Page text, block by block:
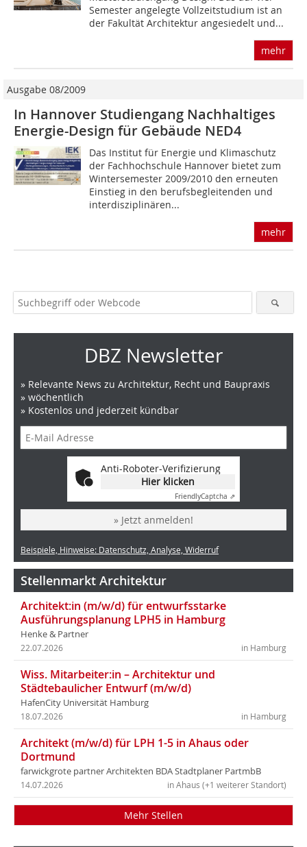
Semester angelegte Vollzeitstudium ist an
der Fakultät Architektur angesiedelt und...
mehr
Ausgabe 08/2009
In Hannover Studiengang Nachhaltiges
Energie-Design für Gebäude NED4
Das Institut für Energie und Klimaschutz
der Fachhochschule Hannover bietet zum
Wintersemester 2009/2010 den erneuten
Einstieg in den berufsbegleitenden und
interdisziplinären...
mehr
DBZ Newsletter
» Relevante News zu Architektur, Recht und Baupraxis
» wöchentlich
» Kostenlos und jederzeit kündbar
Anti-Roboter-Verifizierung
Hier klicken
FriendlyCaptcha ⇗
» Jetzt anmelden!
Beispiele, Hinweise: Datenschutz, Analyse, Widerruf
Stellenmarkt Architektur
Architekt:in (m/w/d) für entwurfsstarke
Ausführungsplanung LPH5 in Hamburg
Henke & Partner
in Hamburg
22.07.2026
Wiss. Mitarbeiter:in – Architektur und
Städtebaulicher Entwurf (m/w/d)
HafenCity Universität Hamburg
in Hamburg
18.07.2026
Architekt (m/w/d) für LPH 1-5 in Ahaus oder
Dortmund
farwickgrote partner Architekten BDA Stadtplaner PartmbB
in Ahaus (+1 weiterer Standort)
14.07.2026
Mehr Stellen